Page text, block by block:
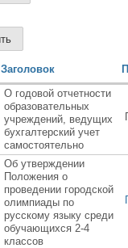
Заголовок
О годовой отчетности
образовательных
учреждений, ведущих
бухгалтерский учет
самостоятельно
Об утверждении
Положения о
проведении городской
олимпиады по
русскому языку среди
обучающихся 2-4
классов